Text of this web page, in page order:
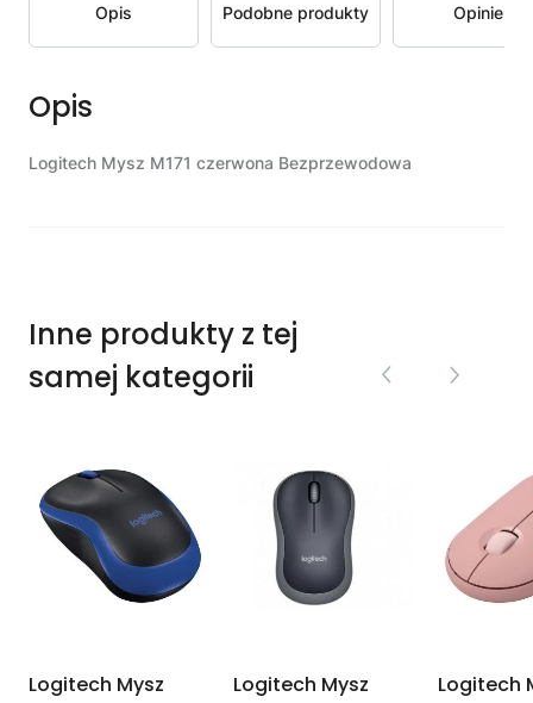
Opis Podobne produkty Opinie
Opis
Logitech Mysz M171 czerwona Bezprzewodowa
Inne produkty z tej
samej kategorii
Logitech Mysz
Logitech Mysz
Logitech